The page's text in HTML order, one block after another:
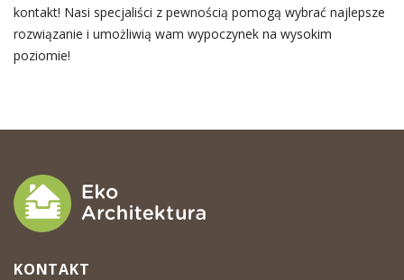
kontakt! Nasi specjaliści z pewnością pomogą wybrać najlepsze
rozwiązanie i umożliwią wam wypoczynek na wysokim
poziomie!
KONTAKT